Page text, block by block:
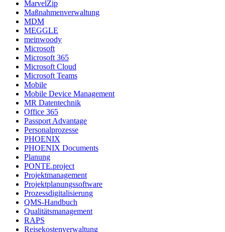
MarvelZip
Maßnahmenverwaltung
MDM
MEGGLE
meinwoody
Microsoft
Microsoft 365
Microsoft Cloud
Microsoft Teams
Mobile
Mobile Device Management
MR Datentechnik
Office 365
Passport Advantage
Personalprozesse
PHOENIX
PHOENIX Documents
Planung
PONTE.project
Projektmanagement
Projektplanungssoftware
Prozessdigitalisierung
QMS-Handbuch
Qualitätsmanagement
RAPS
Reisekostenverwaltung